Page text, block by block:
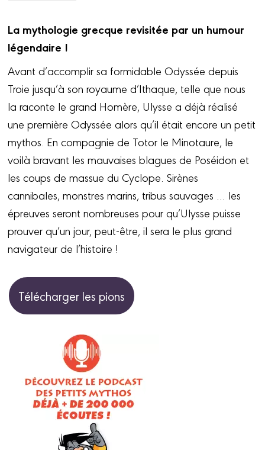
La mythologie grecque revisitée par un humour
légendaire !
Avant d’accomplir sa formidable Odyssée depuis
Troie jusqu’à son royaume d’Ithaque, telle que nous
la raconte le grand Homère, Ulysse a déjà réalisé
une première Odyssée alors qu’il était encore un petit
mythos. En compagnie de Totor le Minotaure, le
voilà bravant les mauvaises blagues de Poséidon et
les coups de massue du Cyclope. Sirènes
cannibales, monstres marins, tribus sauvages … les
épreuves seront nombreuses pour qu’Ulysse puisse
prouver qu’un jour, peut-être, il sera le plus grand
navigateur de l’histoire !
Télécharger les pions